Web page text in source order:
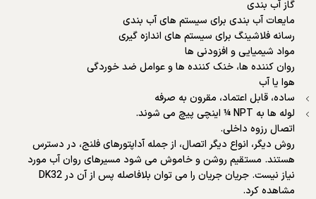
گاز آب بندی
مایعات آب بندی برای سیستم های آب بندی
رسانه فلاشینگ برای سیستم های اندازه گیری
مواد شیمیایی و افزودنی ها
روان کننده ها، خنک کننده ها و عوامل ضد خوردگی
هوا یا آب
ساده، قابل اعتماد، مقرون به صرفه
لوله ها به NPT ¼ اینچی پیچ می شوند.
اتصال رزوه داخلی.
روش دیگر، انواع دیگر اتصال، از جمله آداپتورهای فلنج، در دسترس
هستند. مستقیم روشن و خاموش می شود مسیرهای روان آب مورد
نیاز نیست. جریان جریان را می توان بلافاصله پس از آن در DK32
مشاهده کرد.